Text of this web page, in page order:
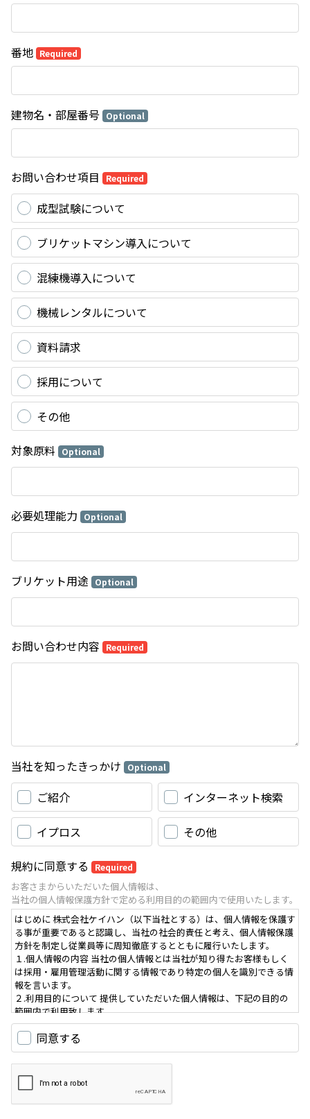
番地 Required
建物名・部屋番号 Optional
お問い合わせ項目 Required
成型試験について
ブリケットマシン導入について
混練機導入について
機械レンタルについて
資料請求
採用について
その他
対象原料 Optional
必要処理能力 Optional
ブリケット用途 Optional
お問い合わせ内容 Required
当社を知ったきっかけ Optional
ご紹介 インターネット検索
イプロス その他
規約に同意する Required
お客さまからいただいた個人情報は、
当社の個人情報保護方針で定める利用目的の範囲内で使用いたします。
はじめに 株式会社ケイハン（以下当社とする）は、個人情報を保護す
る事が重要であると認識し、当社の社会的責任と考え、個人情報保護
方針を制定し従業員等に周知徹底するとともに履行いたします。
１.個人情報の内容 当社の個人情報とは当社が知り得たお客様もしく
は採用・雇用管理活動に関する情報であり特定の個人を識別できる情
報を言います。
２.利用目的について 提供していただいた個人情報は、下記の目的の
範囲内で利用致します。
・商品やサービス販売のため
・商品やサービスに関する関連情報の提供のため
・商品やサービスの改良・向上のため
・原材料・資機材・サービス購入のため
・安全管理のため
・商法に基づく権利の行使、義務の履行のため
・採用活動業務のため
同意する